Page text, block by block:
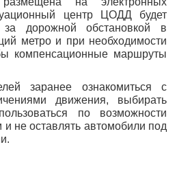
центр ЦОДД будет
за дорожной обстановкой в
метро и при необходимости
компенсационные маршруты
заранее ознакомиться с
движения, выбирать
по возможности
и не оставлять автомобили под